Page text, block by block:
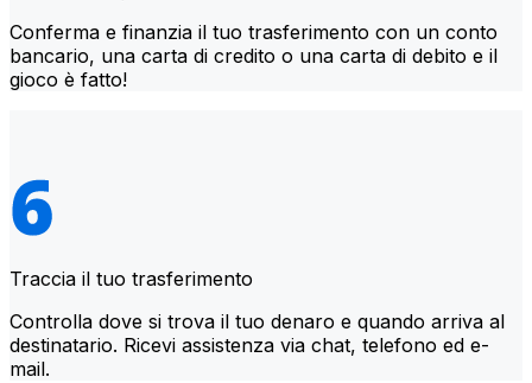
Conferma e finanzia il tuo trasferimento con un conto
bancario, una carta di credito o una carta di debito e il
gioco è fatto!
Traccia il tuo trasferimento
Controlla dove si trova il tuo denaro e quando arriva al
destinatario. Ricevi assistenza via chat, telefono ed e-
mail.